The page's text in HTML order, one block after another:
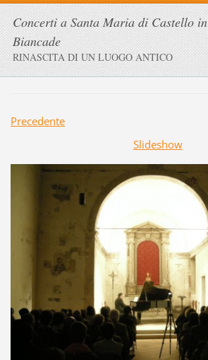
Concerti a Santa Maria di Castello in
Biancade
RINASCITA DI UN LUOGO ANTICO
Precedente
Slideshow